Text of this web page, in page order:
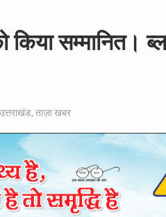
किया सम्मानित।
उत्तराखंड, ताज़ा खबर